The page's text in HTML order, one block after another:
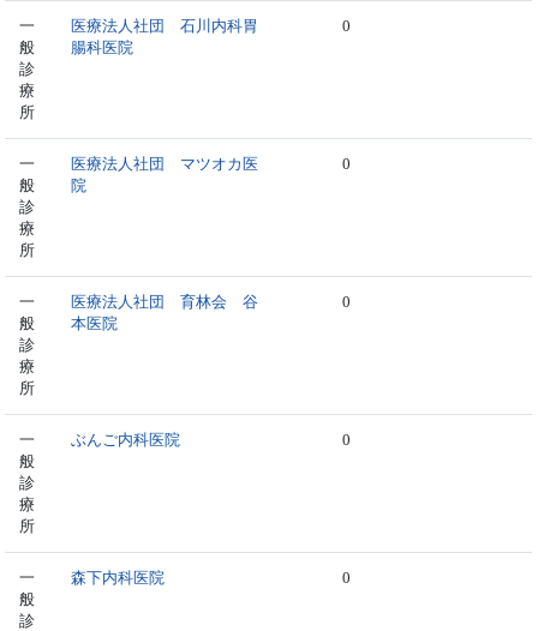
一
般
診
療
所
医療法人社団 石川内科胃
腸科医院
0
一
般
診
療
所
医療法人社団 マツオカ医
院
0
一
般
診
療
所
医療法人社団 育林会 谷
本医院
0
一
般
診
療
所
ぶんご内科医院 0
一
般
診
森下内科医院 0